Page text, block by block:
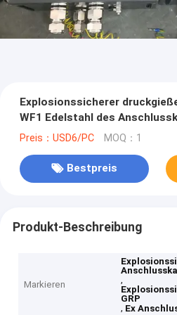
Explosionssicherer
WF1 Edelstahl des
Preis：USD6/PC MOQ：1
Bestpreis
Produkt-Beschreibung
Markieren
,
GRP
, Ex